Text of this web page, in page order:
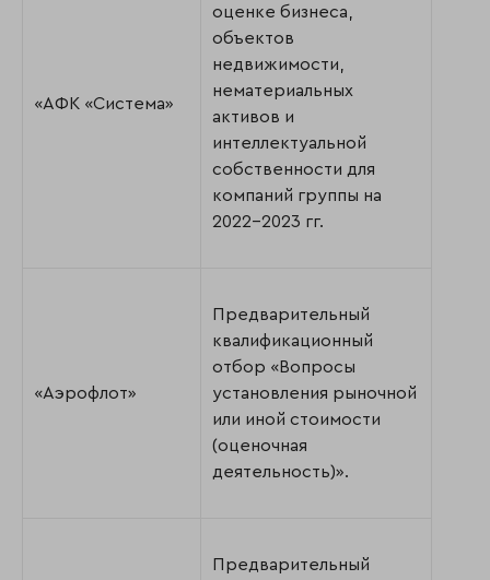
«АФК «Система»
оценке бизнеса,
объектов
недвижимости,
нематериальных
активов и
интеллектуальной
собственности для
компаний группы на
2022-2023 гг.
«Аэрофлот»
Предварительный
квалификационный
отбор «Вопросы
установления рыночной
или иной стоимости
(оценочная
деятельность)».
Предварительный